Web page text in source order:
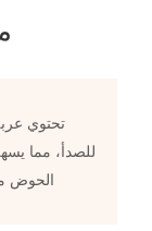
تحتوي
للصدأ، مما
الحوض